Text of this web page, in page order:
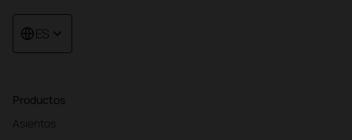
Productos
Asientos
ES